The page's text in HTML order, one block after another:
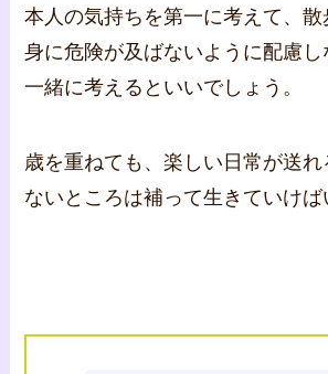
本人の気持ちを第一に考えて、
身に危険が及ばないように配慮
一緒に考えるといいでしょう。
歳を重ねても、楽しい日常が送れ
ないところは補って生きていけば